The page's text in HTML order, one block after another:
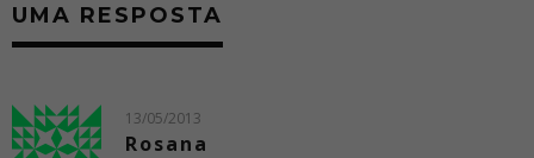
UMA RESPOSTA
13/05/2013
Rosana